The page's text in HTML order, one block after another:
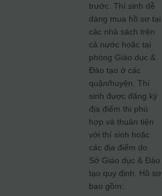
trước. Thí sinh dễ
dàng mua hồ sơ tại
các nhà sách trên
cả nước hoặc tại
phòng Giáo dục &
Đào tạo ở các
quận/huyện. Thí
sinh được đăng ký
địa điểm thi phù
hợp và thuân tiện
với thí sinh hoặc
các địa điểm do
Sở Giáo dục & Đào
tạo quy định.
Hồ sơ
bao gồm: